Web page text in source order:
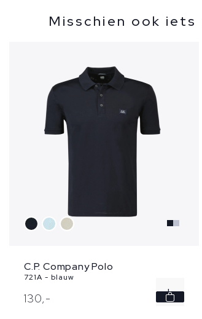
Misschien ook iets
C.P. Company Polo
721A - blauw
130,- L